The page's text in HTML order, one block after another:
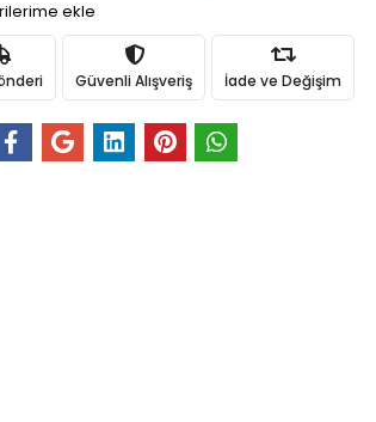
ekle
Güvenli Alışveriş İade ve Değişim